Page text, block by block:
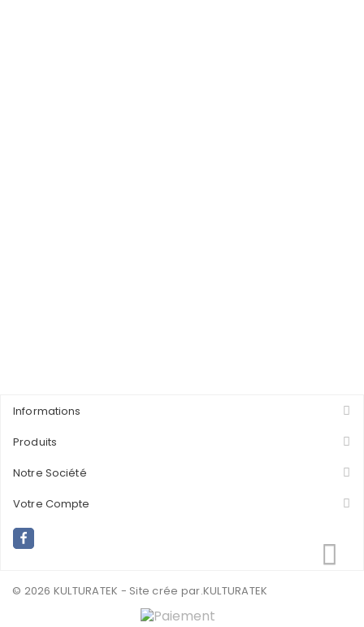
Informations
Produits
Notre Société
Votre Compte
© 2026 KULTURATEK - Site crée par.KULTURATEK